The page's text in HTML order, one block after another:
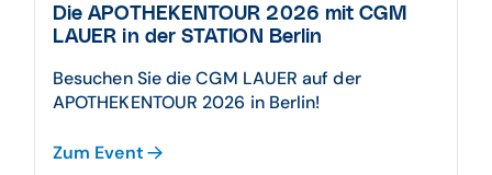
Die APOTHEKENTOUR 2026 mit CGM
LAUER in der STATION Berlin
Besuchen Sie die CGM LAUER auf der
APOTHEKENTOUR 2026 in Berlin!
Zum Event